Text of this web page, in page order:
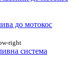
до мотокос
система